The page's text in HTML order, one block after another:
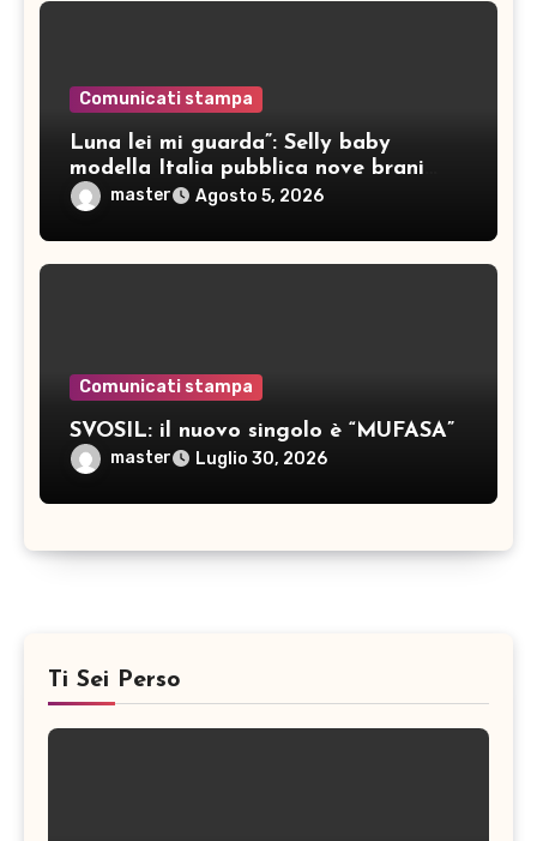
Comunicati stampa
Luna lei mi guarda”: Selly baby
modella Italia pubblica nove brani
ineditimaster Agosto 5, 2026
Comunicati stampa
SVOSIL: il nuovo singolo è “MUFASA”
master Luglio 30, 2026
Ti Sei Perso